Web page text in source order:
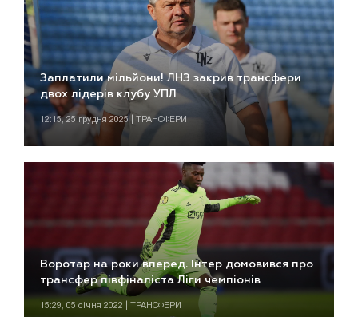
Заплатили мільйони! ЛНЗ закрив трансфери
двох лідерів клубу УПЛ
12:15, 25 грудня 2025 | ТРАНСФЕРИ
Воротар на роки вперед. Інтер домовився про
трансфер півфіналіста Ліги чемпіонів
15:29, 05 січня 2022 | ТРАНСФЕРИ